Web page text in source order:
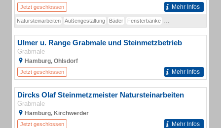
Jetzt geschlossen Mehr Infos
Natursteinarbeiten Außengestaltung Bäder Fensterbänke
Ulmer u. Range Grabmale und Steinmetzbetrieb
Grabmale
Hamburg, Ohlsdorf
Jetzt geschlossen Mehr Infos
Dircks Olaf Steinmetzmeister Natursteinarbeiten
Grabmale
Hamburg, Kirchwerder
Jetzt geschlossen Mehr Infos